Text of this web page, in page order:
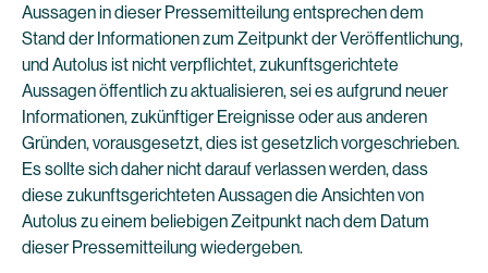
Aussagen in dieser Pressemitteilung entsprechen dem
Stand der Informationen zum Zeitpunkt der Veröffentlichung,
und Autolus ist nicht verpflichtet, zukunftsgerichtete
Aussagen öffentlich zu aktualisieren, sei es aufgrund neuer
Informationen, zukünftiger Ereignisse oder aus anderen
Gründen, vorausgesetzt, dies ist gesetzlich vorgeschrieben.
Es sollte sich daher nicht darauf verlassen werden, dass
diese zukunftsgerichteten Aussagen die Ansichten von
Autolus zu einem beliebigen Zeitpunkt nach dem Datum
dieser Pressemitteilung wiedergeben.